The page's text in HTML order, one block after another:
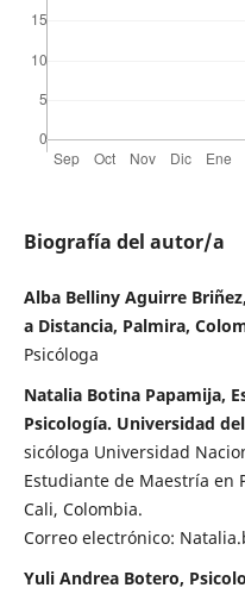
Biografía del autor/a
Alba Belliny Aguirre
a Distancia, Palmira,
Psicóloga
Natalia Botina Papamija,
Psicología. Universidad
sicóloga Universidad
Estudiante de Maestría en
Cali, Colombia.
Correo electrónico:
Yuli Andrea Botero,